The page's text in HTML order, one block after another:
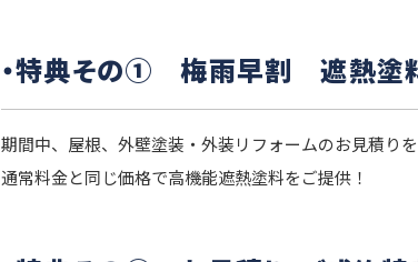
・特典その① 梅雨早割 遮熱塗料
期間中、屋根、外壁塗装・外装リフォームのお見積り
通常料金と同じ価格で高機能遮熱塗料をご提供！